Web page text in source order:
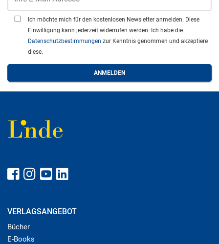
Ich möchte mich für den kostenlosen Newsletter anmelden. Diese
Einwilligung kann jederzeit widerrufen werden. Ich habe die
Datenschutzbestimmungen zur Kenntnis genommen und akzeptiere
diese.
VERLAGSANGEBOT
Bücher
E-Books